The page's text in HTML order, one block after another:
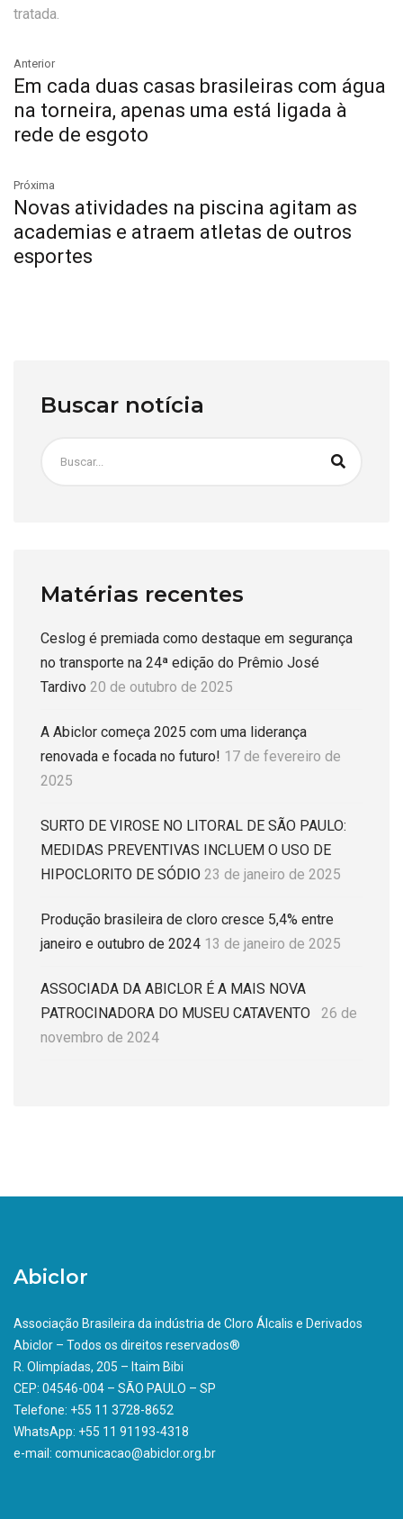
tratada.
Anterior
Em cada duas casas brasileiras com água
na torneira, apenas uma está ligada à
rede de esgoto
Próxima
Novas atividades na piscina agitam as
academias e atraem atletas de outros
esportes
Buscar notícia
Matérias recentes
Ceslog é premiada como destaque em segurança
no transporte na 24ª edição do Prêmio José
Tardivo 20 de outubro de 2025
A Abiclor começa 2025 com uma liderança
renovada e focada no futuro! 17 de fevereiro de
2025
SURTO DE VIROSE NO LITORAL DE SÃO PAULO:
MEDIDAS PREVENTIVAS INCLUEM O USO DE
HIPOCLORITO DE SÓDIO 23 de janeiro de 2025
Produção brasileira de cloro cresce 5,4% entre
janeiro e outubro de 2024 13 de janeiro de 2025
ASSOCIADA DA ABICLOR É A MAIS NOVA
PATROCINADORA DO MUSEU CATAVENTO
26 de
novembro de 2024
Abiclor
Associação Brasileira da indústria de Cloro Álcalis e Derivados
Abiclor – Todos os direitos reservados®
R. Olimpíadas, 205 – Itaim Bibi
CEP: 04546-004 – SÃO PAULO – SP
Telefone: +55 11 3728-8652
WhatsApp: +55 11 91193-4318
e-mail: comunicacao@abiclor.org.br